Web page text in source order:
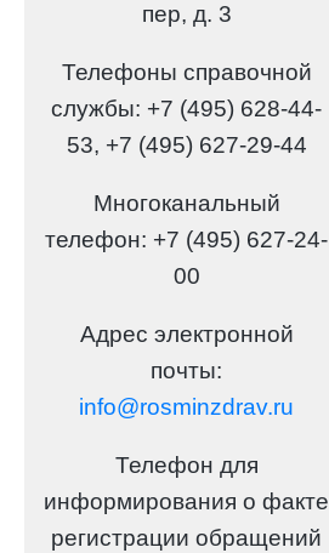
пер, д. 3
Телефоны справочной
службы: +7 (495) 628-44-
53, +7 (495) 627-29-44
Многоканальный
телефон: +7 (495) 627-24-
00
Адрес электронной
почты:
info@rosminzdrav.ru
Телефон для
информирования о факте
регистрации обращений